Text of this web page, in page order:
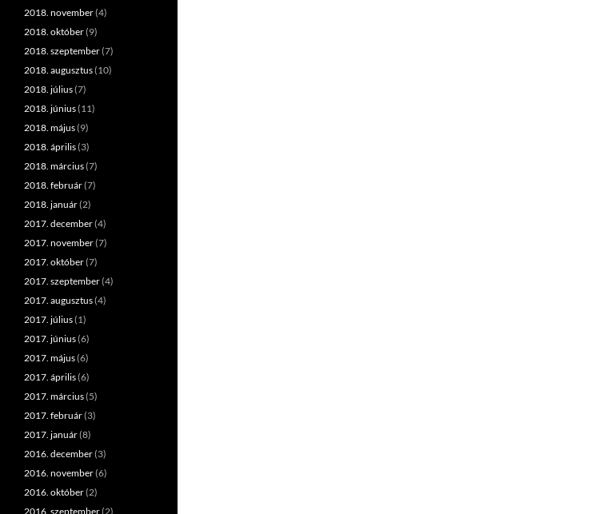
2018. november(4)
2018. október(9)
2018. szeptember(7)
2018. augusztus(10)
2018. július(7)
2018. június(11)
2018. május(9)
2018. április(3)
2018. március(7)
2018. február(7)
2018. január(2)
2017. december(4)
2017. november(7)
2017. október(7)
2017. szeptember(4)
2017. augusztus(4)
2017. július(1)
2017. június(6)
2017. május(6)
2017. április(6)
2017. március(5)
2017. február(3)
2017. január(8)
2016. december(3)
2016. november(6)
2016. október(2)
2016. szeptember(2)